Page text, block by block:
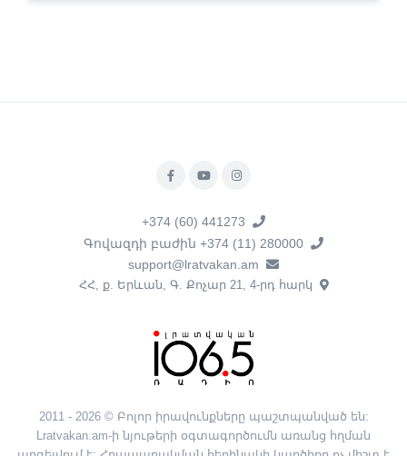
+374 (60) 441273
Գովազդի բաժին +374 (11) 280000
support@lratvakan.am
ՀՀ, ք. Երևան, Գ. Քոչար 21, 4-րդ հարկ
2011 - 2026 © Բոլոր իրավունքները պաշտպանված են:
Lratvakan.am-ի նյութերի օգտագործումն առանց հղման